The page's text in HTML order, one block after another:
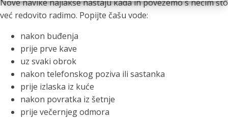
Nove navike najlakše nastaju kada ih povežemo s nečim što
već redovito radimo. Popijte čašu vode:
nakon buđenja
prije prve kave
uz svaki obrok
nakon telefonskog poziva ili sastanka
prije izlaska iz kuće
nakon povratka iz šetnje
prije večernjeg odmora